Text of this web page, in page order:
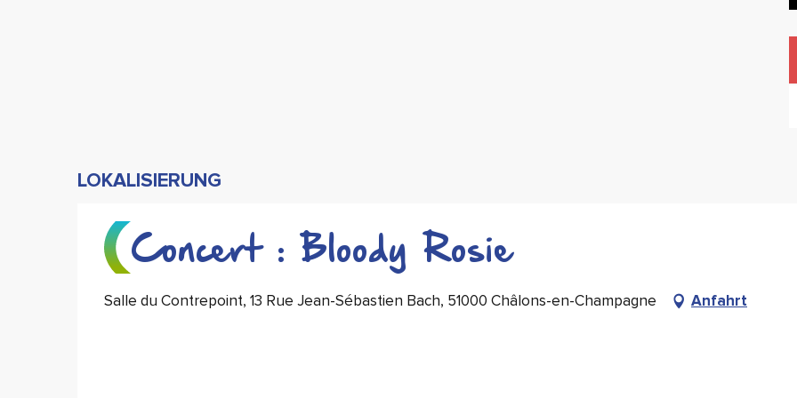
LOKALISIERUNG
Concert : Bloody Rosie
Salle du Contrepoint, 13 Rue Jean-Sébastien Bach, 51000 Châlons-en-Champagne Anfahrt